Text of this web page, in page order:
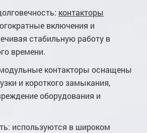
контакторы
включения и
стабильную работу в
времени.
контакторы оснащены
и короткого замыкания,
оборудования и
используются в широком